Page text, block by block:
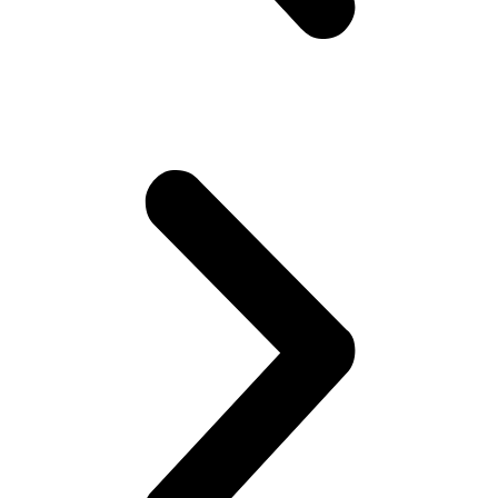
Установка и настройка дополнительного оборудования
Ремонт или замена предохранителей автомобиля Volvo
Ремонт или замена проводки автомобиля Вольво
Замена ламп освещения автомобиля Volvo
Диагностика всех электрических систем автомобиля
Ремонт турбин автомобиля Volvo
Ремонт топливной системы Вольво
Ремонт топливной аппаратуры дизельных двигателей